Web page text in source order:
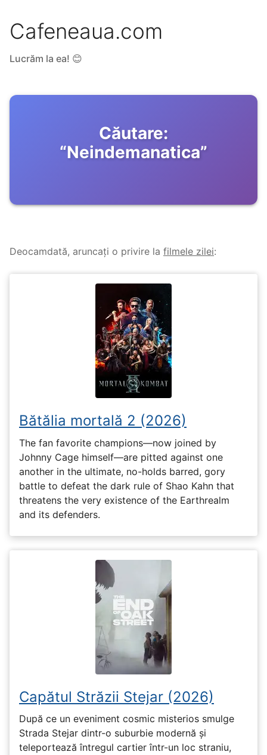
Cafeneaua.com
Lucrăm la ea! 😊
Căutare:
“Neindemanatica”
Deocamdată, aruncați o privire la filmele zilei:
Bătălia mortală 2 (2026)
The fan favorite champions—now joined by
Johnny Cage himself—are pitted against one
another in the ultimate, no-holds barred, gory
battle to defeat the dark rule of Shao Kahn that
threatens the very existence of the Earthrealm
and its defenders.
Capătul Străzii Stejar (2026)
După ce un eveniment cosmic misterios smulge
Strada Stejar dintr-o suburbie modernă și
teleportează întregul cartier într-un loc straniu,